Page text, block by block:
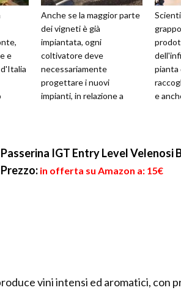
e
Anche se la maggior parte
dei vigneti è già
impiantata, ogni
coltivatore deve
necessariamente
progettare i nuovi
impianti, in relazione a
pianta
e
Passerina IGT Entry Level Velenosi
Prezzo: in offerta su Amazon a: 15€
vini intensi ed aromatici, con